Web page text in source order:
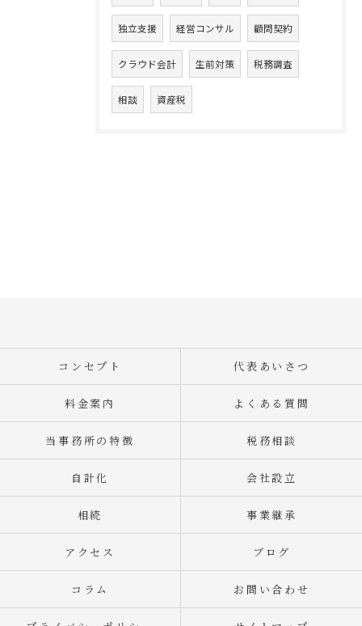
独立支援 経営コンサル 顧問契約
クラウド会計 生前対策 税務調査
相談 資産税
コンセプト 代表あいさつ
料金案内 よくある質問
当事務所の特徴 税務相談
自計化 会社設立
相続 事業継承
アクセス ブログ
コラム お問い合わせ